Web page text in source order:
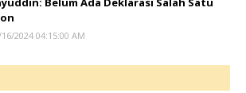
2024 04:15:00 AM